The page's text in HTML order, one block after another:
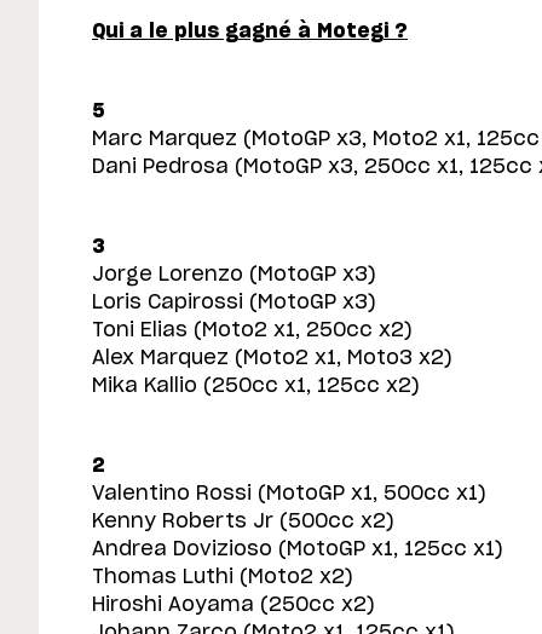
Qui a le plus gagné à Motegi ?
5
Marc Marquez (MotoGP x3, Moto2 x1, 125cc
Dani Pedrosa (MotoGP x3, 250cc x1, 125cc
3
Jorge Lorenzo (MotoGP x3)
Loris Capirossi (MotoGP x3)
Toni Elias (Moto2 x1, 250cc x2)
Alex Marquez (Moto2 x1, Moto3 x2)
Mika Kallio (250cc x1, 125cc x2)
2
Valentino Rossi (MotoGP x1, 500cc x1)
Kenny Roberts Jr (500cc x2)
Andrea Dovizioso (MotoGP x1, 125cc x1)
Thomas Luthi (Moto2 x2)
Hiroshi Aoyama (250cc x2)